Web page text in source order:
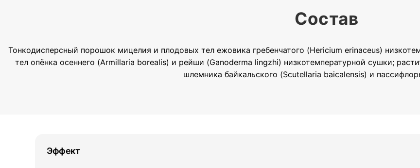
Состав
Тонкодисперсный порошок мицелия и плодовых тел ежовика гребенчатого (Hericium erinaceus)
тел опёнка осеннего (Armillaria borealis) и рейши (Ganoderma lingzhi) низкотемпературной сушки;
шлемника байкальского (Scutellaria baicalensis) и
Эффект